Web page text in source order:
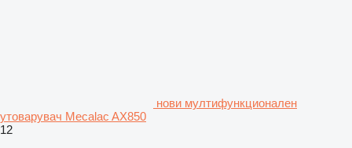
нови мултифункционален
утоварувач Mecalac AX850
12